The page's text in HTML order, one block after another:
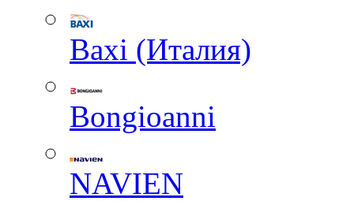
Baxi (Италия)
Вongioanni
NAVIEN